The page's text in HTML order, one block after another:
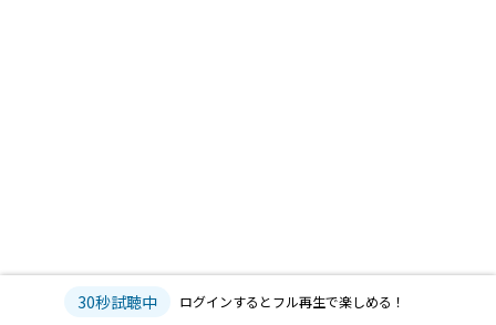
30秒試聴中 ログインするとフル再生で楽しめる！